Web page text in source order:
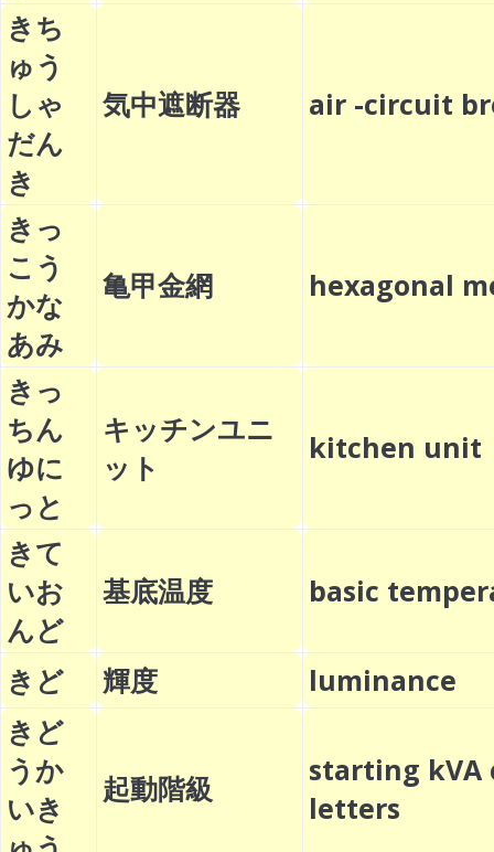
きち
ゅう
しゃ
だん
き
気中遮断器 air -circuit
きっ
こう
かな
あみ
亀甲金網 hexagonal
きっ
ちん
ゆに
っと
キッチンユニ
ット
kitchen
きて
いお
んど
基底温度 basic
きど 輝度
luminance
きど
うか
いき
起動階級
starting kVA
letters